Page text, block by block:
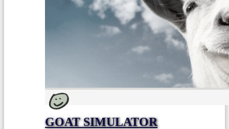
GOAT SIMULATOR